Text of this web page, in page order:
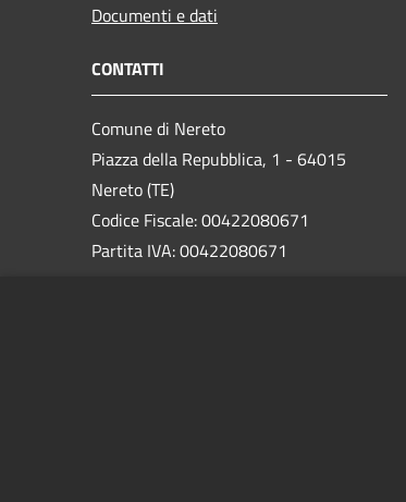
Documenti e dati
CONTATTI
Comune di Nereto
Piazza della Repubblica, 1 - 64015
Nereto (TE)
Codice Fiscale: 00422080671
Partita IVA: 00422080671